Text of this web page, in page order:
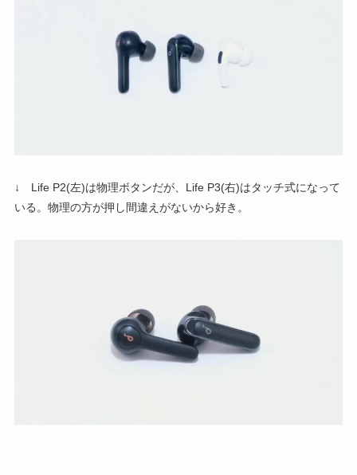
↓ Life P2(左)は物理ボタンだが、Life P3(右)はタッチ式になって
いる。物理の方が押し間違えがないから好き。